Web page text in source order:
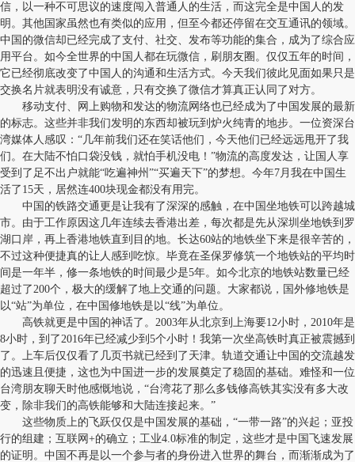
信，以一种不可思议的速度闯入普通人的生活，而这完全是中国人的发
明。其他国家虽然也有类似的应用，但至今都还停留在交互通讯的领域。
中国的微信却已经完成了支付、社交、发布等功能的集合，成为了综合应
用平台。如今全世界的中国人都在玩微信，刷朋友圈。仅仅五年的时间，
它已经彻底改变了中国人的沟通和生活方式。今天我们彼此见面如果只是
交换名片就表明没有诚意，只有交换了微信才算真正认同了对方。
移动支付、网上购物和发达的物流网络也已经成为了中国发展的最新
的标志。这些并非我们发明的东西却被玩到炉火纯青的地步。一位资深台
湾媒体人感叹：“几年前我们还在笑话他们，今天他们已经远远甩开了我
们。在大陆不怕口袋没钱，就怕手机没电！”物流的高度发达，让国人享
受到了足不出户就能“吃遍神州”“买遍天下”的梦想。今年7月我在中国生
活了15天，居然连400块现金都没有用完。
中国的铁路交通更是让我有了深深的感触，在中国坐地铁可以跨越城
市。由于工作原因这几年连续去香港出差，每次都是先从深圳坐地铁到罗
湖口岸，再上香港地铁直到目的地。长达60站的地铁坐下来是很辛苦的，
不过这种便捷真的让人感到吃惊。毕竟在圣保罗修筑一个地铁站的平均时
间是一年半，修一条地铁的时间最少是5年。如今北京的地铁站数量已经
超过了200个，极大的缓解了地上交通的问题。大家都说，国外修地铁是
以“站”为单位，在中国修地铁是以“线”为单位。
高铁就更是中国的神话了。2003年从北京到上海要12小时，2010年是
8小时，到了2016年已经减少到5个小时！我第一次坐高铁时真正被震撼到
了。上车后仅仅看了几页书就已经到了天津。轨道交通让中国的交流越发
的迅速且便捷，这也为中国进一步的发展奠定了稳固的基础。难怪和一位
台湾朋友聊天时他感慨地说，“台湾花了那么多钱修高铁其实没有多大改
变，除非我们的高铁能够和大陆连接起来。”
这些物质上的飞跃仅仅是中国发展的基础，“一带一路”的兴起；亚投
行的组建；互联网+的确立；工业4.0标准的制定，这些才是中国飞速发展
的证明。中国不再是以一个参与者的身份进入世界的舞台，而渐渐成为了